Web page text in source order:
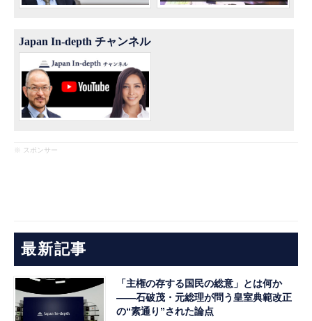
Japan In-depth チャンネル
※ スポンサー
最新記事
「主権の存する国民の総意」とは何か
――石破茂・元総理が問う皇室典範改正
の“素通り”された論点